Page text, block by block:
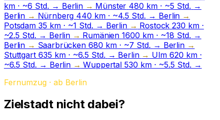
km · ~6 Std. → Berlin → Münster 480 km · ~5 Std. →
Berlin → Nürnberg 440 km · ~4.5 Std. → Berlin →
Potsdam 35 km · ~1 Std. → Berlin → Rostock 230 km ·
~2.5 Std. → Berlin → Rumänien 1600 km · ~18 Std. →
Berlin → Saarbrücken 680 km · ~7 Std. → Berlin →
Stuttgart 635 km · ~6.5 Std. → Berlin → Ulm 620 km ·
~6.5 Std. → Berlin → Wuppertal 530 km · ~5.5 Std. →
Fernumzug · ab Berlin
Zielstadt nicht dabei?